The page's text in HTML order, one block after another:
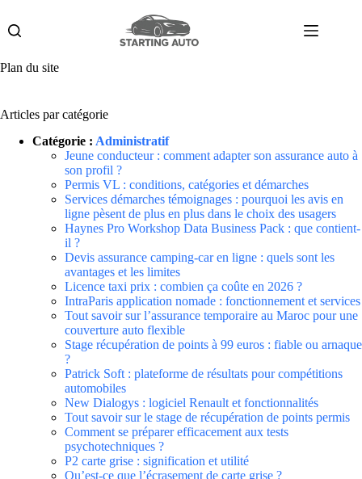
contenu
Plan du site
Articles par catégorie
Catégorie : Administratif
Jeune conducteur : comment adapter son assurance auto à
son profil ?
Permis VL : conditions, catégories et démarches
Services démarches témoignages : pourquoi les avis en
ligne pèsent de plus en plus dans le choix des usagers
Haynes Pro Workshop Data Business Pack : que contient-
il ?
Devis assurance camping-car en ligne : quels sont les
avantages et les limites
Licence taxi prix : combien ça coûte en 2026 ?
IntraParis application nomade : fonctionnement et services
Tout savoir sur l’assurance temporaire au Maroc pour une
couverture auto flexible
Stage récupération de points à 99 euros : fiable ou arnaque
?
Patrick Soft : plateforme de résultats pour compétitions
automobiles
New Dialogys : logiciel Renault et fonctionnalités
Tout savoir sur le stage de récupération de points permis
Comment se préparer efficacement aux tests
psychotechniques ?
P2 carte grise : signification et utilité
Qu’est-ce que l’écrasement de carte grise ?